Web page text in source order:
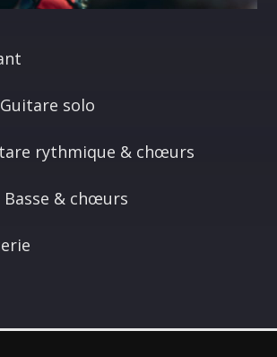
solo
rythmique & chœurs
Basse & chœurs